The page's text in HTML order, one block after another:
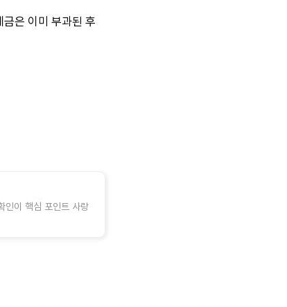
은 이미 부과된 후
인이 핵심 포인트 사랑